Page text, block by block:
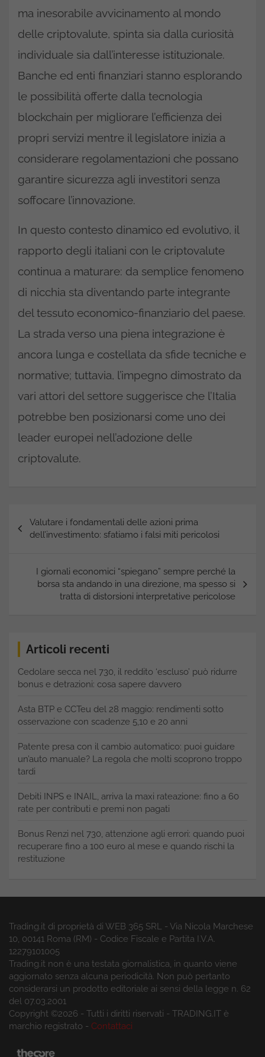
ma inesorabile avvicinamento al mondo
delle criptovalute, spinta sia dalla curiosità
individuale sia dall’interesse istituzionale.
Banche ed enti finanziari stanno esplorando
le possibilità offerte dalla tecnologia
blockchain per migliorare l’efficienza dei
propri servizi mentre il legislatore inizia a
considerare regolamentazioni che possano
garantire sicurezza agli investitori senza
soffocare l’innovazione.
In questo contesto dinamico ed evolutivo, il
rapporto degli italiani con le criptovalute
continua a maturare: da semplice fenomeno
di nicchia sta diventando parte integrante
del tessuto economico-finanziario del paese.
La strada verso una piena integrazione è
ancora lunga e costellata da sfide tecniche e
normative; tuttavia, l’impegno dimostrato da
vari attori del settore suggerisce che l’Italia
potrebbe ben posizionarsi come uno dei
leader europei nell’adozione delle
criptovalute.
Navigazione
articoli
Valutare i fondamentali delle azioni prima
dell’investimento: sfatiamo i falsi miti pericolosi
I giornali economici “spiegano” sempre perché la
borsa sta andando in una direzione, ma spesso si
tratta di distorsioni interpretative pericolose
Articoli recenti
Cedolare secca nel 730, il reddito ‘escluso’ può ridurre
bonus e detrazioni: cosa sapere davvero
Asta BTP e CCTeu del 28 maggio: rendimenti sotto
osservazione con scadenze 5,10 e 20 anni
Patente presa con il cambio automatico: puoi guidare
un’auto manuale? La regola che molti scoprono troppo
tardi
Debiti INPS e INAIL, arriva la maxi rateazione: fino a 60
rate per contributi e premi non pagati
Bonus Renzi nel 730, attenzione agli errori: quando puoi
recuperare fino a 100 euro al mese e quando rischi la
restituzione
Trading.it di proprietà di WEB 365 SRL - Via Nicola Marchese
10, 00141 Roma (RM) - Codice Fiscale e Partita I.V.A.
12279101005
Trading.it non è una testata giornalistica, in quanto viene
aggiornato senza alcuna periodicità. Non può pertanto
considerarsi un prodotto editoriale ai sensi della legge n. 62
del 07.03.2001
Copyright ©2026 - Tutti i diritti riservati - TRADING.IT è
marchio registrato - Contattaci